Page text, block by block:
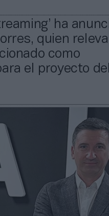
ha
quien
como
el proyecto